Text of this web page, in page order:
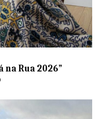
Rua 2026”